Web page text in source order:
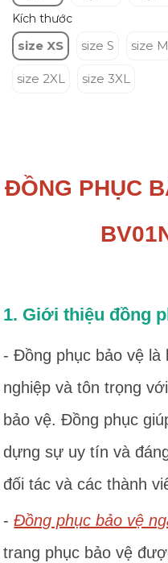
Kích thước
size XS size S size M
size 2XL size 3XL
ĐỒNG PHỤC
1. Giới thiệu đồng
- Đồng phục bảo vệ
nghiệp và tôn trọng
bảo vệ. Đồng phục
dựng sự uy tín và
đối tác và các thành
-Đồng phục bảo vệ
trang phục bảo vệ